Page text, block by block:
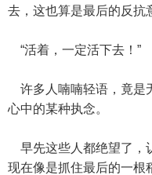
去，这也算是最后的反抗
“活着，一定活下去！”
许多人喃喃轻语，竟是
心中的某种执念。
早先这些人都绝望了，
现在像是抓住最后的一根